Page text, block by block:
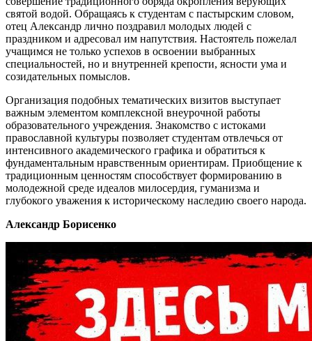
святой водой. Обращаясь к студентам с пастырским словом,
отец Александр лично поздравил молодых людей с
праздником и адресовал им напутствия. Настоятель пожелал
учащимся не только успехов в освоении выбранных
специальностей, но и внутренней крепости, ясности ума и
созидательных помыслов.
Организация подобных тематических визитов выступает
важным элементом комплексной внеурочной работы
образовательного учреждения. Знакомство с истоками
православной культуры позволяет студентам отвлечься от
интенсивного академического графика и обратиться к
фундаментальным нравственным ориентирам. Приобщение к
традиционным ценностям способствует формированию в
молодежной среде идеалов милосердия, гуманизма и
глубокого уважения к историческому наследию своего народа.
Александр Борисенко